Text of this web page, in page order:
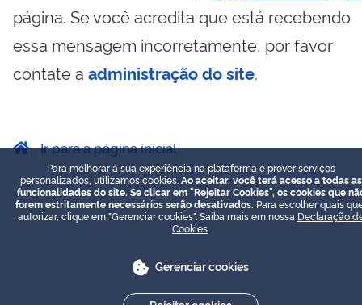
página. Se você acredita que está recebendo
essa mensagem incorretamente, por favor
contate a administração do site.
Ir para a página inicial
Para melhorar a sua experiência na plataforma e prover serviços
personalizados, utilizamos cookies. Ao aceitar, você terá acesso a todas as
funcionalidades do site. Se clicar em "Rejeitar Cookies", os cookies que
forem estritamente necessários serão desativados. Para escolher quais
autorizar, clique em "Gerenciar cookies". Saiba mais em nossa Declaração
Cookies
Gerenciar cookies